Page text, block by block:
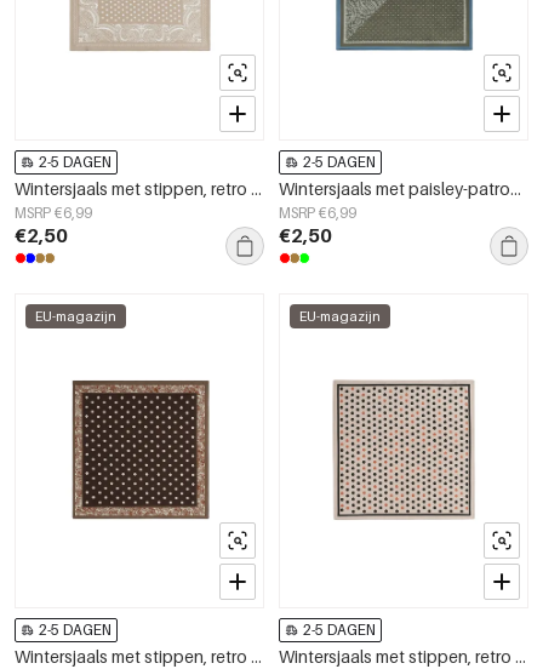
2-5 DAGEN
Wintersjaals met stippen, retro imitatiezijde, dagelijkse accessoires
MSRP €6,99
€2,50
2-5 DAGEN
Wintersjaals met paisley-patroon, retro imitatiezijde, dagelijkse accessoires
MSRP €6,99
€2,50
EU-magazijn
2-5 DAGEN
Wintersjaals met stippen, retro imitatiezijde, dagelijkse accessoires
EU-magazijn
2-5 DAGEN
Wintersjaals met stippen, retro imitatiezijde, dagelijkse accessoires